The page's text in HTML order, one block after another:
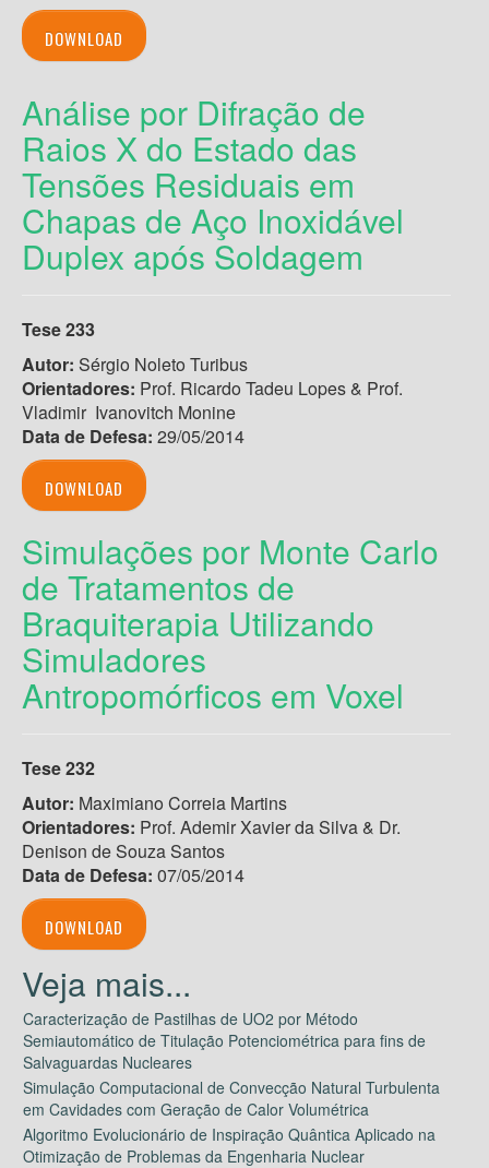
DOWNLOAD
Análise por Difração de
Raios X do Estado das
Tensões Residuais em
Chapas de Aço Inoxidável
Duplex após Soldagem
Tese 233
Autor: Sérgio Noleto Turibus
Orientadores: Prof. Ricardo Tadeu Lopes & Prof.
Vladimir Ivanovitch Monine
Data de Defesa: 29/05/2014
DOWNLOAD
Simulações por Monte Carlo
de Tratamentos de
Braquiterapia Utilizando
Simuladores
Antropomórficos em Voxel
Tese 232
Autor: Maximiano Correia Martins
Orientadores: Prof. Ademir Xavier da Silva & Dr.
Denison de Souza Santos
Data de Defesa: 07/05/2014
DOWNLOAD
Caracterização de Pastilhas de UO2 por Método
Semiautomático de Titulação Potenciométrica para fins de
Salvaguardas Nucleares
Simulação Computacional de Convecção Natural Turbulenta
em Cavidades com Geração de Calor Volumétrica
Algoritmo Evolucionário de Inspiração Quântica Aplicado na
Otimização de Problemas da Engenharia Nuclear